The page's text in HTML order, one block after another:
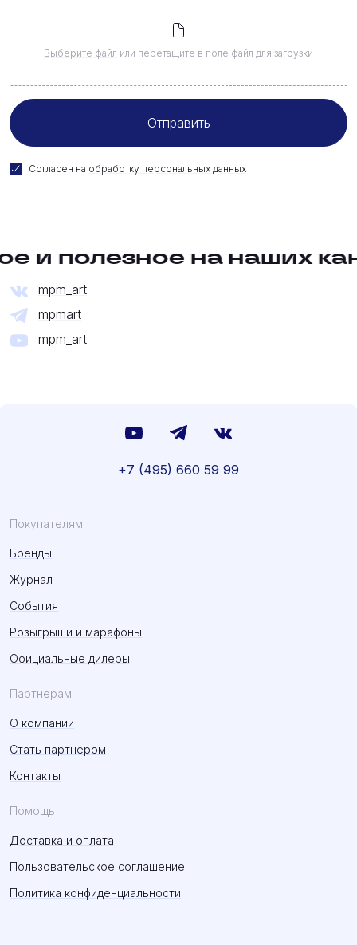
Выберите файл или перетащите в поле файл для загрузки
Согласен на обработку персональных данных
и полезное на наших
mpm_art
mpmart
mpm_art
Покупателям
Бренды
Журнал
События
Розыгрыши и марафоны
Официальные дилеры
Партнерам
О компании
Стать партнером
Контакты
Помощь
Доставка и оплата
Пользовательское соглашение
Политика конфиденциальности
+7 (495) 660 59 99